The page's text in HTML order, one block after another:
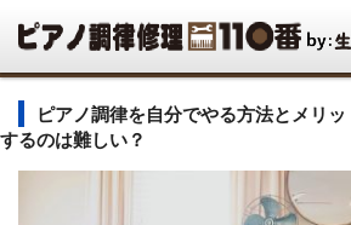
ピアノ調律を自分でやる方法とメリ
するのは難しい？